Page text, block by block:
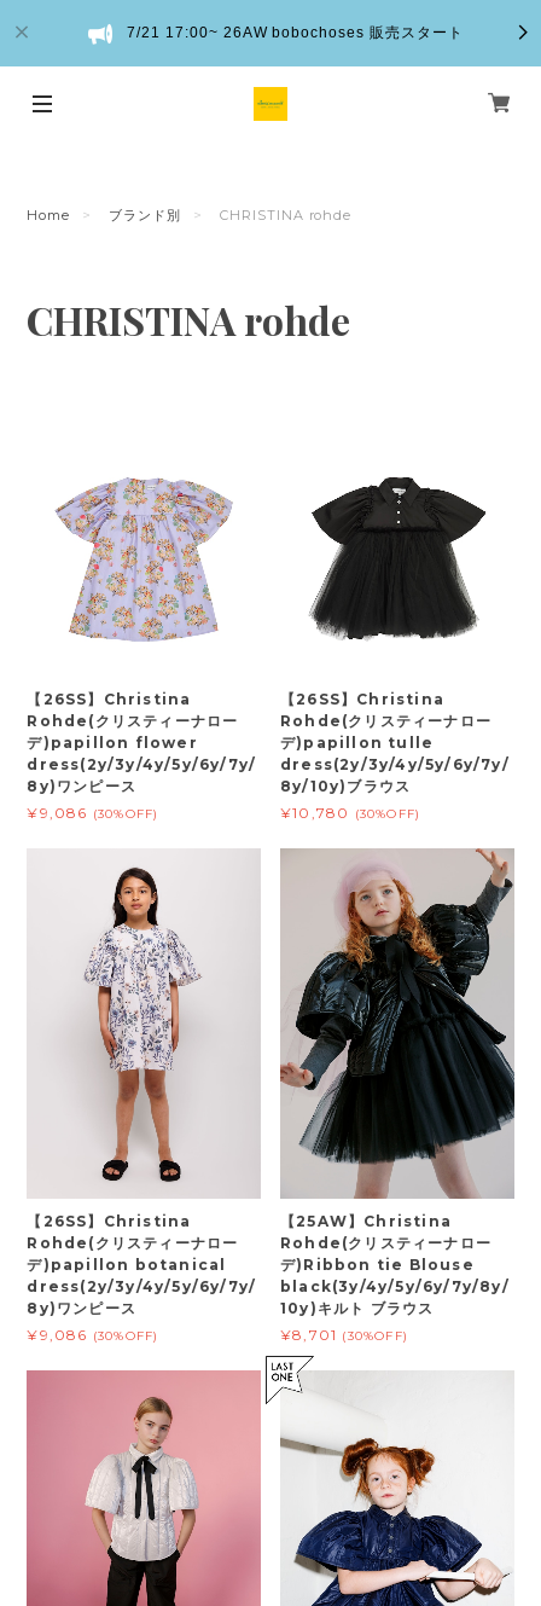
7/21 17:00~ 26AW bobochoses 販売スタート
Home ブランド別 CHRISTINA rohde
CHRISTINA rohde
【26SS】Christina
Rohde(クリスティーナロー
デ)papillon flower
dress(2y/3y/4y/5y/6y/7y/
8y)ワンピース
¥9,086 (30%OFF)
【26SS】Christina
Rohde(クリスティーナロー
デ)papillon tulle
dress(2y/3y/4y/5y/6y/7y/
8y/10y)ブラウス
¥10,780
(30%OFF)
【26SS】Christina
Rohde(クリスティーナロー
デ)papillon botanical
dress(2y/3y/4y/5y/6y/7y/
8y)ワンピース
¥9,086 (30%OFF)
【25AW】Christina
Rohde(クリスティーナロー
デ)Ribbon tie Blouse
black(3y/4y/5y/6y/7y/8y/
10y)キルト ブラウス
¥8,701 (30%OFF)